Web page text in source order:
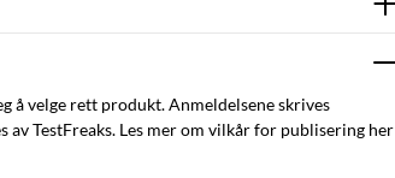
å velge rett produkt. Anmeldelsene skrives
TestFreaks. Les mer om vilkår for publisering her